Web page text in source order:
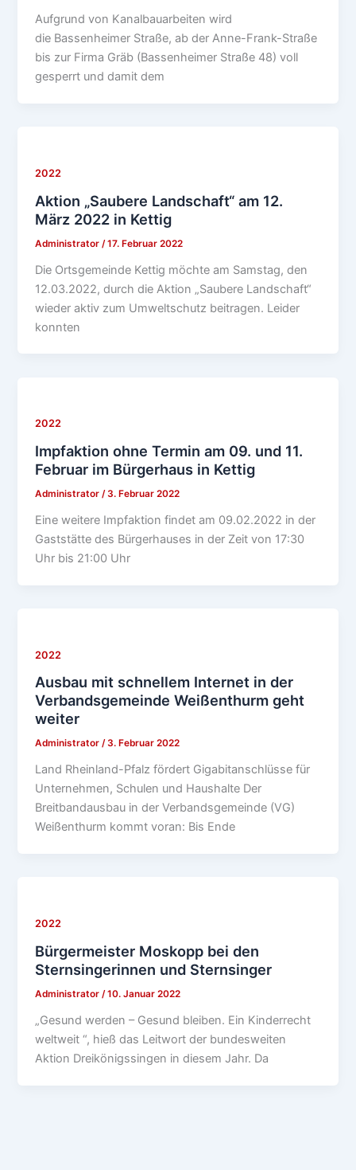
Aufgrund von Kanalbauarbeiten wird
die Bassenheimer Straße, ab der Anne-Frank-Straße
bis zur Firma Gräb (Bassenheimer Straße 48) voll
gesperrt und damit dem
2022
Aktion „Saubere Landschaft“ am 12.
März 2022 in Kettig
Administrator /17. Februar 2022
Die Ortsgemeinde Kettig möchte am Samstag, den
12.03.2022, durch die Aktion „Saubere Landschaft“
wieder aktiv zum Umweltschutz beitragen. Leider
konnten
2022
Impfaktion ohne Termin am 09. und 11.
Februar im Bürgerhaus in Kettig
Administrator/3. Februar 2022
Eine weitere Impfaktion findet am 09.02.2022 in der
Gaststätte des Bürgerhauses in der Zeit von 17:30
Uhr bis 21:00 Uhr
2022
Ausbau mit schnellem Internet in der
Verbandsgemeinde Weißenthurm geht
weiter
Administrator/3. Februar 2022
Land Rheinland-Pfalz fördert Gigabitanschlüsse für
Unternehmen, Schulen und Haushalte Der
Breitbandausbau in der Verbandsgemeinde (VG)
Weißenthurm kommt voran: Bis Ende
2022
Bürgermeister Moskopp bei den
Sternsingerinnen und Sternsinger
Administrator /10. Januar 2022
„Gesund werden – Gesund bleiben. Ein Kinderrecht
weltweit “, hieß das Leitwort der bundesweiten
Aktion Dreikönigssingen in diesem Jahr. Da